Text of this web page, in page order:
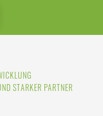
STARKER PARTNER